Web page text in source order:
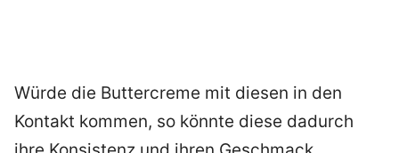
Würde die Buttercreme mit diesen in den
Kontakt kommen, so könnte diese dadurch